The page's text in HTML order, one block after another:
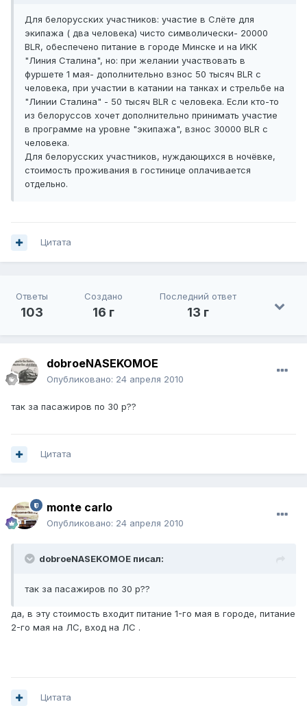
Для белорусских участников: участие в Слёте для
экипажа ( два человека) чисто символически- 20000
BLR, обеспечено питание в городе Минске и на ИКК
"Линия Сталина", но: при желании участвовать в
фуршете 1 мая- дополнительно взнос 50 тысяч BLR с
человека, при участии в катании на танках и стрельбе на
"Линии Сталина" - 50 тысяч BLR с человека. Если кто-то
из белоруссов хочет дополнительно принимать участие
в программе на уровне "экипажа", взнос 30000 BLR с
человека.
Для белорусских участников, нуждающихся в ночёвке,
стоимость проживания в гостинице оплачивается
отдельно.
Цитата
Ответы
103
Создано
16 г
Последний ответ
13 г
dobroeNASEKOMOE
Опубликовано: 24 апреля 2010
так за пасажиров по 30 р??
Цитата
monte carlo
Опубликовано: 24 апреля 2010
dobroeNASEKOMOE писал:
так за пасажиров по 30 р??
да, в эту стоимость входит питание 1-го мая в городе, питание
2-го мая на ЛС, вход на ЛС .
Цитата